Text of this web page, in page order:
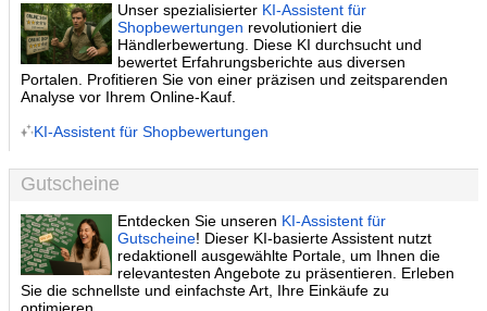
Unser spezialisierter KI-Assistent für
Shopbewertungen revolutioniert die
Händlerbewertung. Diese KI durchsucht und
bewertet Erfahrungsberichte aus diversen
Portalen. Profitieren Sie von einer präzisen und zeitsparenden
Analyse vor Ihrem Online-Kauf.
KI-Assistent für Shopbewertungen
Gutscheine
Entdecken Sie unseren KI-Assistent für
Gutscheine! Dieser KI-basierte Assistent nutzt
redaktionell ausgewählte Portale, um Ihnen die
relevantesten Angebote zu präsentieren. Erleben
Sie die schnellste und einfachste Art, Ihre Einkäufe zu